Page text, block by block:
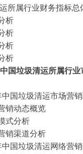
所属行业财务指标总
析
析
析
析
国垃圾清运所属行
中国垃圾清运市场营
销动态概览
式分析
销渠道分析
中国垃圾清运网络营